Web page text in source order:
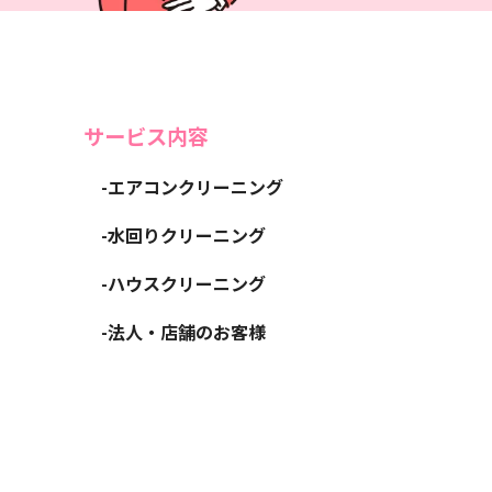
サービス内容
-エアコンクリーニング
-水回りクリーニング
-ハウスクリーニング
-法人・店舗のお客様